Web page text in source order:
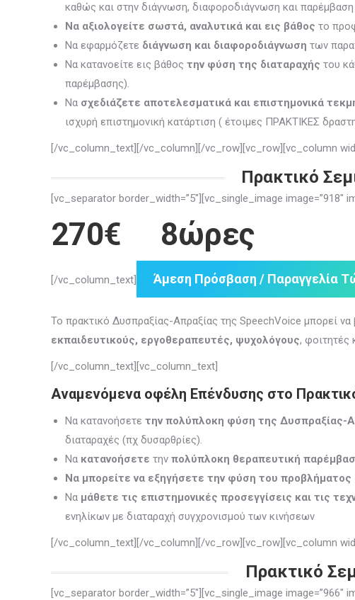
καθώς και στην διάγνωση, διαφοροδιάγνωση και
Να αξιολογείτε σωστά, αναλυτικά και εις βάθος το
Να εφαρμόζετε διάγνωση και διαφοροδιάγνωση των
Να κατανοείτε εις βάθος την φύση της διαταραχής του
παρέμβασης).
Να σχεδιάζετε αποτελεσματικά και επιστημονικά
ισχυρή επιστημονική κατάρτιση ( έτοιμες ΠΡΑΚΤΙΚΕΣ
[/vc_column_text][/vc_column][/vc_row][vc_row][vc_column
Πρακτικό
[vc_separator border_width=”5″][vc_single_image
270€ 8ώρες
[/vc_column_text] Άμεση Πρόσβαση / Παραγγελία
Το πρακτικό Δυσπραξίας-Απραξίας της SpeechVoice μπορεί να
εκπαιδευτικούς, εργοθεραπευτές, ψυχολόγους, φοιτητές
[/vc_column_text][vc_column_text]
Αναμενόμενα οφέλη Επένδυσης στο
Να κατανοήσετε την πολύπλοκη φύση της Δυσπραξίας-
διαταραχές (πχ δυσαρθρίες).
Να κατανοήσετε την πολύπλοκη θεραπευτική
Να μπορείτε να εξηγήσετε την φύση του προβλήματος
Να μάθετε τις επιστημονικές προσεγγίσεις και τις
ενηλίκων με διαταραχή συγχρονισμού των κινήσεων
[/vc_column_text][/vc_column][/vc_row][vc_row][vc_column
Πρακτικό
[vc_separator border_width=”5″][vc_single_image